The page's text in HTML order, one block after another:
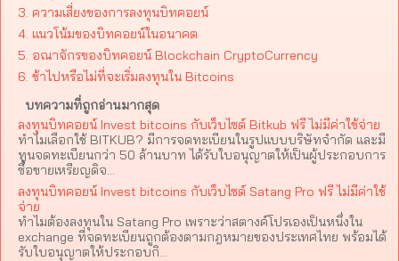
3. ความเสี่ยงของการลงทุนบิทคอยน์
4. แนวโน้มของบิทคอยน์ในอนาคต
5. อณาจักรของบิทคอยน์ Blockchain CryptoCurrency
6. ช้าไปหรือไม่ที่จะเริ่มลงทุนใน Bitcoins
บทความที่ถูกอ่านมากสุด
ลงทุนบิทคอยน์ Invest bitcoins กับเว็บไซต์ Bitkub ฟรี ไม่มีค่าใช้จ่าย
ทำไมเลือกใช้ BITKUB? มีการจดทะเบียนในรูปแบบบริษัทจำกัด และมี
ทุนจดทะเบียนกว่า 50 ล้านบาท ได้รับใบอนุญาตให้เป็นผู้ประกอบการ
ซื้อขายเหรียญดิจ...
ลงทุนบิทคอยน์ Invest bitcoins กับเว็บไซต์ Satang Pro ฟรี ไม่มีค่าใช้
จ่าย
ทำไมต้องลงทุนใน Satang Pro เพราะว่าสตางค์โปรเองเป็นหนึ่งใน
exchange ที่จดทะเบียนถูกต้องตามกฎหมายของประเทศไทย พร้อมได้
รับใบอนุญาตให้ประกอบกิ...